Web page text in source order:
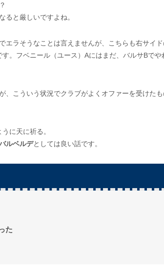
ると厳しいですよね。
エラそうなことは言えませんが、こちらも右サイ
。フベニール（ユース）Aにはまだ、バルサBでや
、こういう状況でクラブがよくオファーを受けたも
に天に祈る。
ルベルデとしては良い話です。
た